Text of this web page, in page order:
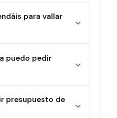
para vallar
puedo pedir
presupuesto de